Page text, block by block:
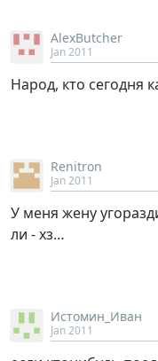
AlexButcher
Jan 2011
Народ, кто сегодня
Renitron
Jan 2011
У меня жену
ли - хз…
Истомин_Иван
Jan 2011